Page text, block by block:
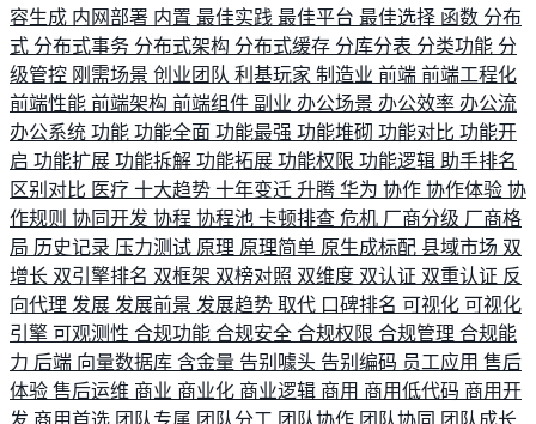
容生成 内网部署 内置 最佳实践 最佳平台 最佳选择 函数 分布
式 分布式事务 分布式架构 分布式缓存 分库分表 分类功能 分
级管控 刚需场景 创业团队 利基玩家 制造业 前端 前端工程化
前端性能 前端架构 前端组件 副业 办公场景 办公效率 办公流
办公系统 功能 功能全面 功能最强 功能堆砌 功能对比 功能开
启 功能扩展 功能拆解 功能拓展 功能权限 功能逻辑 助手排名
区别对比 医疗 十大趋势 十年变迁 升腾 华为 协作 协作体验 协
作规则 协同开发 协程 协程池 卡顿排查 危机 厂商分级 厂商格
局 历史记录 压力测试 原理 原理简单 原生成标配 县域市场 双
增长 双引擎排名 双框架 双榜对照 双维度 双认证 双重认证 反
向代理 发展 发展前景 发展趋势 取代 口碑排名 可视化 可视化
引擎 可观测性 合规功能 合规安全 合规权限 合规管理 合规能
力 后端 向量数据库 含金量 告别噱头 告别编码 员工应用 售后
体验 售后运维 商业 商业化 商业逻辑 商用 商用低代码 商用开